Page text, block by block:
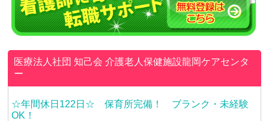
医療法人社団 知己会介護老人保健施設龍岡ケアセンタ
ー
☆年間休日122日☆ 保育所完備！ ブランク・未経験
OK！